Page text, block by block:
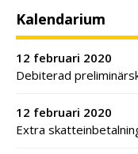
Kalendarium
12 februari 2020
Debiterad
12 februari 2020
Extra